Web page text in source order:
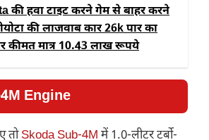
की हवा टाइट करने गेम से बाहर करने
की लाजवाब कार 26k पार का
कीमत मात्र 10.43 लाख रूपये
Engine
तोSkoda Sub-4M में 1.0-लीटर टर्बो-